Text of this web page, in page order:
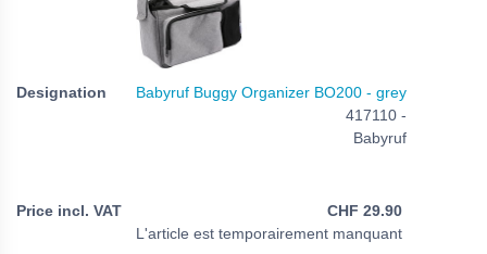
Babyruf Buggy Organizer BO200 - grey
417110 -
Babyruf
CHF 29.90
L'article est temporairement manquant